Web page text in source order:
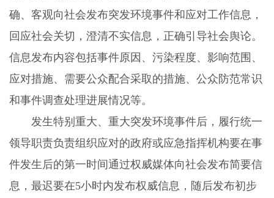
确、客观向社会发布突发环境事件和应对工作信息，
回应社会关切，澄清不实信息，正确引导社会舆论。
信息发布内容包括事件原因、污染程度、影响范围、
应对措施、需要公众配合采取的措施、公众防范常识
和事件调查处理进展情况等。
发生特别重大、重大突发环境事件后，履行统一
领导职责负责组织应对的政府或应急指挥机构要在事
件发生后的第一时间通过权威媒体向社会发布简要信
息，最迟要在5小时内发布权威信息，随后发布初步